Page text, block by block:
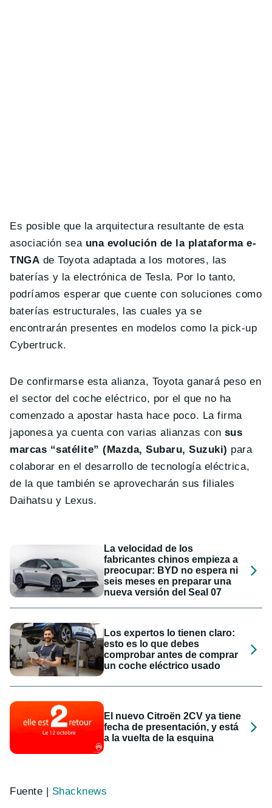
Es posible que la arquitectura resultante de esta
asociación sea una evolución de la plataforma e-
TNGA de Toyota adaptada a los motores, las
baterías y la electrónica de Tesla. Por lo tanto,
podríamos esperar que cuente con soluciones como
baterías estructurales, las cuales ya se
encontrarán presentes en modelos como la pick-up
Cybertruck.
De confirmarse esta alianza, Toyota ganará peso en
el sector del coche eléctrico, por el que no ha
comenzado a apostar hasta hace poco. La firma
japonesa ya cuenta con varias alianzas con sus
marcas “satélite” (Mazda, Subaru, Suzuki) para
colaborar en el desarrollo de tecnología eléctrica,
de la que también se aprovecharán sus filiales
Daihatsu y Lexus.
La velocidad de los
fabricantes chinos empieza a
preocupar: BYD no espera ni
seis meses en preparar una
nueva versión del Seal 07
Los expertos lo tienen claro:
esto es lo que debes
comprobar antes de comprar
un coche eléctrico usado
El nuevo Citroën 2CV ya tiene
fecha de presentación, y está
a la vuelta de la esquina
Fuente | Shacknews